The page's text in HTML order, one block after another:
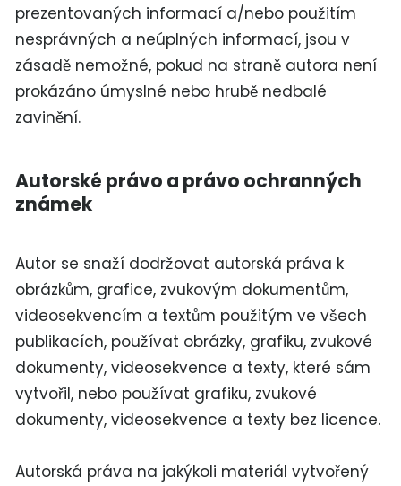
prezentovaných informací a/nebo použitím
nesprávných a neúplných informací, jsou v
zásadě nemožné, pokud na straně autora není
prokázáno úmyslné nebo hrubě nedbalé
zavinění.
Autorské právo a právo ochranných
známek
Autor se snaží dodržovat autorská práva k
obrázkům, grafice, zvukovým dokumentům,
videosekvencím a textům použitým ve všech
publikacích, používat obrázky, grafiku, zvukové
dokumenty, videosekvence a texty, které sám
vytvořil, nebo používat grafiku, zvukové
dokumenty, videosekvence a texty bez licence.
Autorská práva na jakýkoli materiál vytvořený